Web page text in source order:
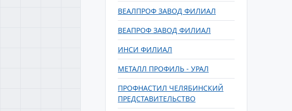
ВЕАЛПРОФ ЗАВОД ФИЛИАЛ
ВЕАПРОФ ЗАВОД ФИЛИАЛ
ИНСИ ФИЛИАЛ
МЕТАЛЛ ПРОФИЛЬ - УРАЛ
ПРОФНАСТИЛ ЧЕЛЯБИНСКИЙ
ПРЕДСТАВИТЕЛЬСТВО